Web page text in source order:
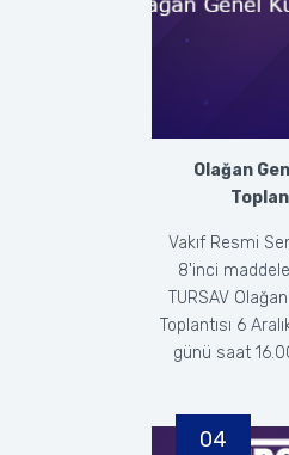
Olağan
Vakıf Resmi
8'inci
TURSAV
Toplantısı 6
günü saat
04